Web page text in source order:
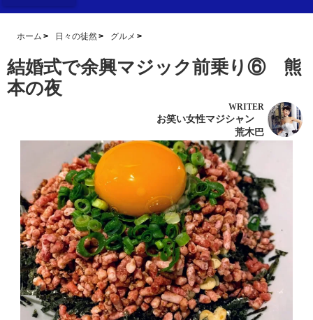
ホーム 日々の徒然 グルメ
結婚式で余興マジック前乗り⑥ 熊
本の夜
WRITER
お笑い女性マジシャン
荒木巴